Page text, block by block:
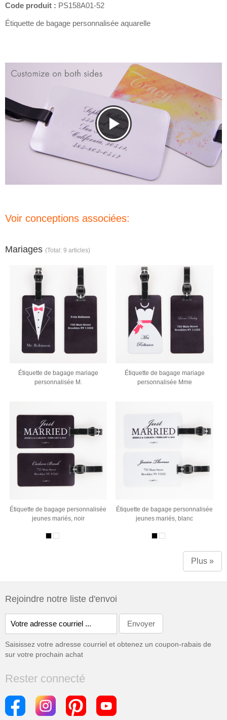
Code produit : PS158A01-52
Étiquette de bagage personnalisée aquarelle
Voir conceptions associées:
Mariages (Total: 9 articles)
Étiquette de bagage mariage
personnalisée M.
Étiquette de bagage mariage
personnalisée Mme
Étiquette de bagage personnalisée
jeunes mariés, noir
Étiquette de bagage personnalisée
jeunes mariés, blanc
Plus »
Rejoindre notre liste d'envoi
Saisissez votre adresse courriel et obtenez un coupon-rabais de
sur votre prochain achat
Rester connecté